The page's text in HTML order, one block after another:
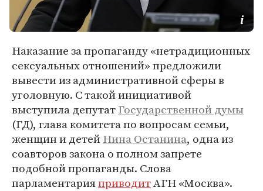
Наказание за пропаганду «нетрадиционных
сексуальных отношений» предложили
вывести из административной сферы в
уголовную. С такой инициативой
выступила депутатГосударственной думы
(ГД), глава комитета по вопросам семьи,
женщин и детейНина Останина, одна из
соавторов закона о полном запрете
подобной пропаганды. Слова
парламентарияприводитАГН «Москва».